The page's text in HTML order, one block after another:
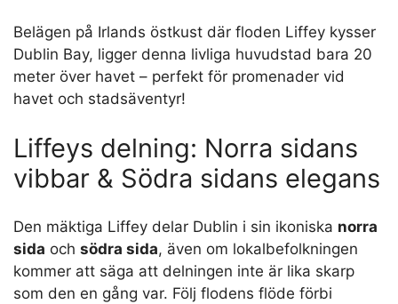
Belägen på Irlands östkust där floden Liffey kysser
Dublin Bay, ligger denna livliga huvudstad bara 20
meter över havet – perfekt för promenader vid
havet och stadsäventyr!
Liffeys delning: Norra sidans
vibbar & Södra sidans elegans
Den mäktiga Liffey delar Dublin i sin ikoniska norra
sida och södra sida, även om lokalbefolkningen
kommer att säga att delningen inte är lika skarp
som den en gång var. Följ flodens flöde förbi